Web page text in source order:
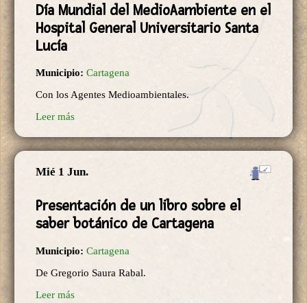
Día Mundial del MedioAambiente en el
Hospital General Universitario Santa
Lucía
Municipio: Cartagena
Con los Agentes Medioambientales.
Leer más
Mié 1 Jun.
Presentación de un libro sobre el
saber botánico de Cartagena
Municipio: Cartagena
De Gregorio Saura Rabal.
Leer más